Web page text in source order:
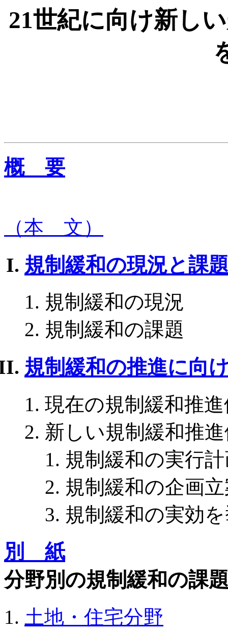
21世紀に向け新し
概 要
（本 文）
規制緩和の現況と課
規制緩和の現況
規制緩和の課題
規制緩和の推進に向
現在の規制緩和推
新しい規制緩和推
規制緩和の実行
規制緩和の企画
規制緩和の実効
別 紙
分野別の規制緩和の課
土地・住宅分野